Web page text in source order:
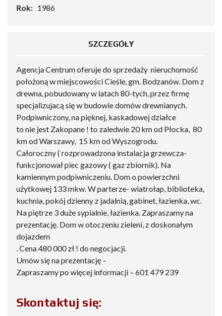
Rok: 1986
SZCZEGÓŁY
Agencja Centrum oferuje do sprzedaży nieruchomość
położoną w miejscowości Cieśle, gm. Bodzanów. Dom z
drewna, pobudowany w latach 80-tych, przez firmę
specjalizujacą się w budowie domów drewnianych.
Podpiwniczony, na pięknej, kaskadowej działce
to nie jest Zakopane ! to zaledwie 20 km od Płocka, 80
km od Warszawy, 15 km od Wyszogrodu.
Całoroczny ( rozprowadzona instalacja grzewcza-
funkcjonował piec gazowy ( gaz zbiornik). Na
kamiennym podpiwniczeniu. Dom o powierzchni
użytkowej 133 mkw. W parterze- wiatrołap, biblioteka,
kuchnia, pokój dzienny z jadalnią, gabinet, łazienka, wc.
Na piętrze 3 duże sypialnie, łazienka. Zapraszamy na
prezentację. Dom w otoczeniu zieleni, z doskonałym
dojazdem
. Cena 480 000 zł ! do negocjacji.
Umów się na prezentację –
Zapraszamy po więcej informacji – 601 479 239
Skontaktuj się: